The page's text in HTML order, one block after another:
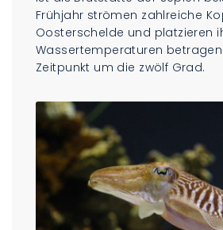
Frühjahr strömen zahlreiche
Oosterschelde und platzieren
Wassertemperaturen
Zeitpunkt um die zwölf Grad.